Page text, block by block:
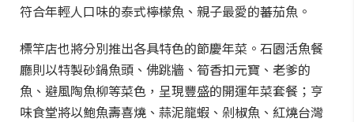
符合年輕人口味的泰式檸檬魚、親子最愛的蕃茄魚。
標竿店也將分別推出各具特色的節慶年菜。石園活魚餐
廳則以特製砂鍋魚頭、佛跳牆、筍香扣元寶、老爹的
魚、避風陶魚柳等菜色，呈現豐盛的開運年菜套餐；亨
味食堂將以鮑魚壽喜燒、蒜泥龍蝦、剁椒魚、紅燒台灣